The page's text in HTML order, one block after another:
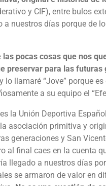
y CIF), entre bulos
a nuestros días porque de
las pocas cosas que nos
preservar para las futuras
llamaré “Jove” porque
a su equipo el
es la Unión Deportiva
asociación primitiva y
generaciones y San
al final caes en la cuenta
llegado a nuestros días
se armaron de valor en